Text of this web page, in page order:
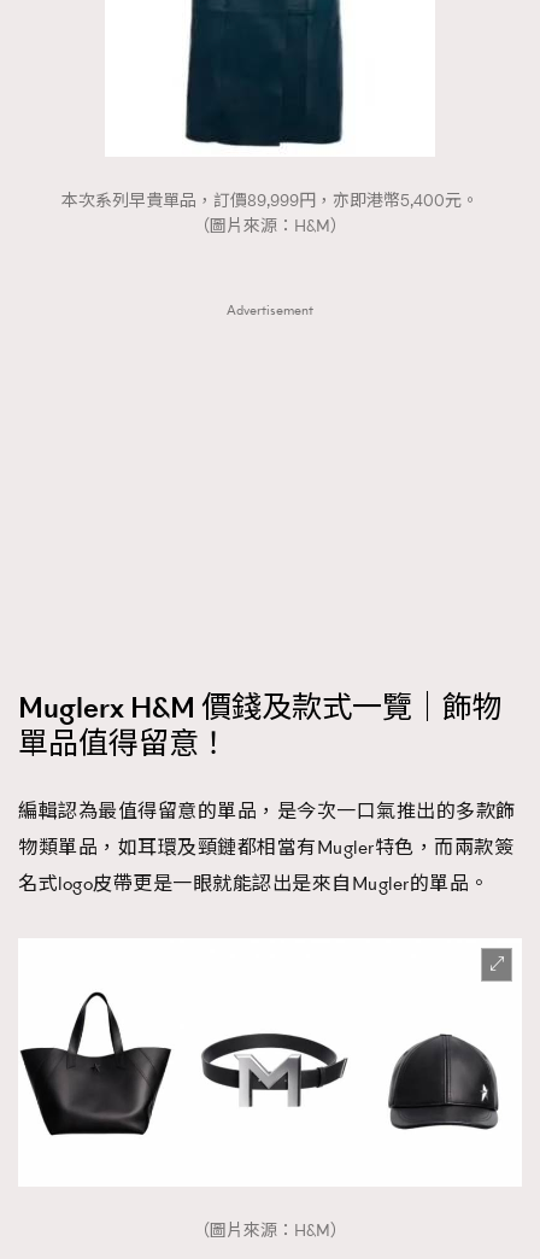
本次系列早貴單品，訂價89,999円，亦即港幣5,400元。
（圖片來源：H&M）
Advertisement
Muglerx H&M 價錢及款式一覽｜飾物
單品值得留意！
編輯認為最值得留意的單品，是今次一口氣推出的多款飾
物類單品，如耳環及頸鏈都相當有Mugler特色，而兩款簽
名式logo皮帶更是一眼就能認出是來自Mugler的單品。
（圖片來源：H&M）